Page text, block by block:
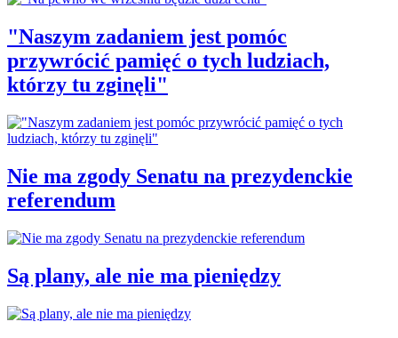
"Naszym zadaniem jest pomóc
przywrócić pamięć o tych ludziach,
którzy tu zginęli"
Nie ma zgody Senatu na prezydenckie
referendum
Są plany, ale nie ma pieniędzy